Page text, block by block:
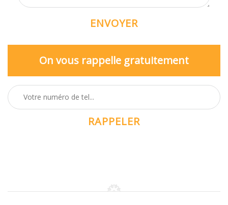
On vous rappelle gratuitement